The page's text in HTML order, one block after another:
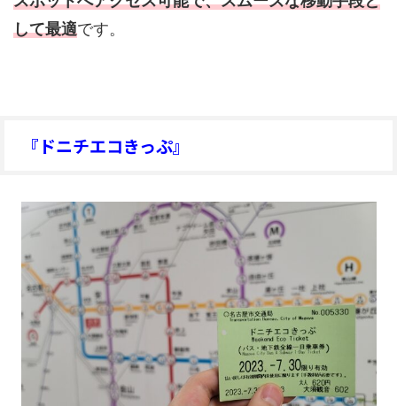
して最適です。
『ドニチエコきっぷ』